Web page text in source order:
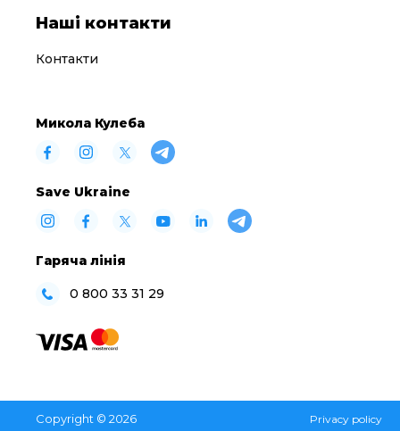
Наші контакти
Контакти
Микола Кулеба
Save Ukraine
Гаряча лінія
0 800 33 31 29
Copyright © 2026 Privacy policy